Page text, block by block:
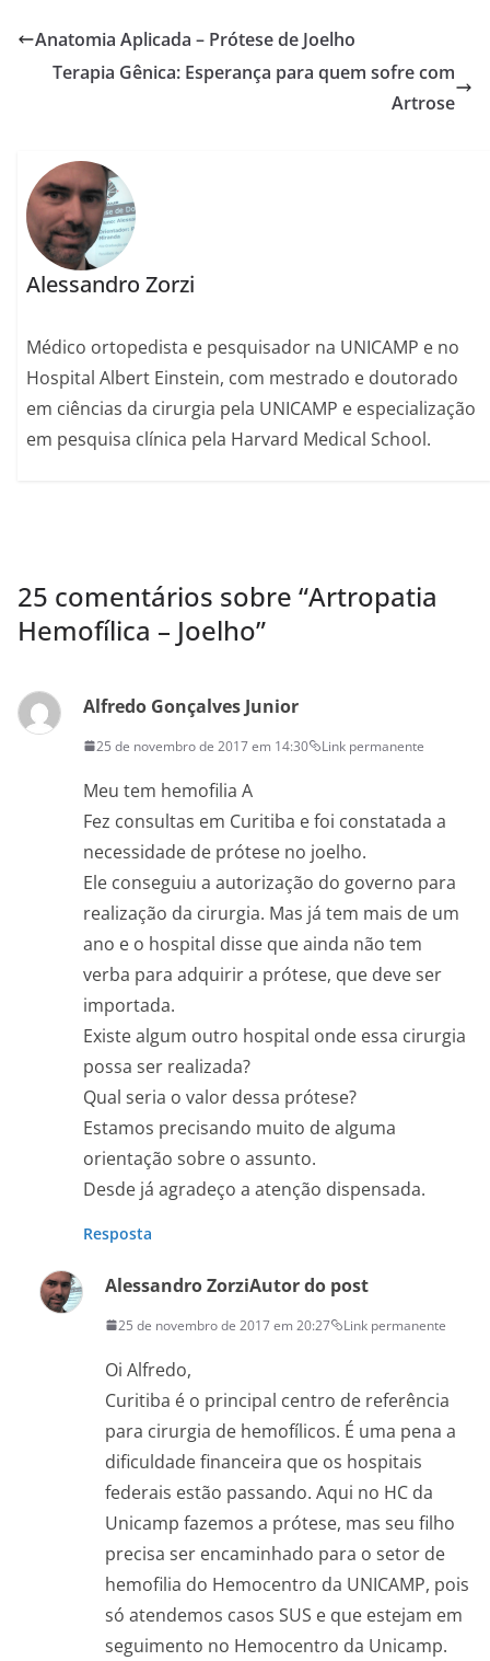
e
b
k
o
d
l e
Anatomia Aplicada – Prótese de Joelho
Terapia Gênica: Esperança para quem sofre com
Artrose
Alessandro Zorzi
Médico ortopedista e pesquisador na UNICAMP e no
Hospital Albert Einstein, com mestrado e doutorado
em ciências da cirurgia pela UNICAMP e especialização
em pesquisa clínica pela Harvard Medical School.
25 comentários sobre “Artropatia
Hemofílica – Joelho”
Alfredo Gonçalves Junior
25 de novembro de 2017 em 14:30 Link permanente
Meu tem hemofilia A
Fez consultas em Curitiba e foi constatada a
necessidade de prótese no joelho.
Ele conseguiu a autorização do governo para
realização da cirurgia. Mas já tem mais de um
ano e o hospital disse que ainda não tem
verba para adquirir a prótese, que deve ser
importada.
Existe algum outro hospital onde essa cirurgia
possa ser realizada?
Qual seria o valor dessa prótese?
Estamos precisando muito de alguma
orientação sobre o assunto.
Desde já agradeço a atenção dispensada.
Resposta
Alessandro ZorziAutor do post
25 de novembro de 2017 em 20:27 Link permanente
Oi Alfredo,
Curitiba é o principal centro de referência
para cirurgia de hemofílicos. É uma pena a
dificuldade financeira que os hospitais
federais estão passando. Aqui no HC da
Unicamp fazemos a prótese, mas seu filho
precisa ser encaminhado para o setor de
hemofilia do Hemocentro da UNICAMP, pois
só atendemos casos SUS e que estejam em
seguimento no Hemocentro da Unicamp.